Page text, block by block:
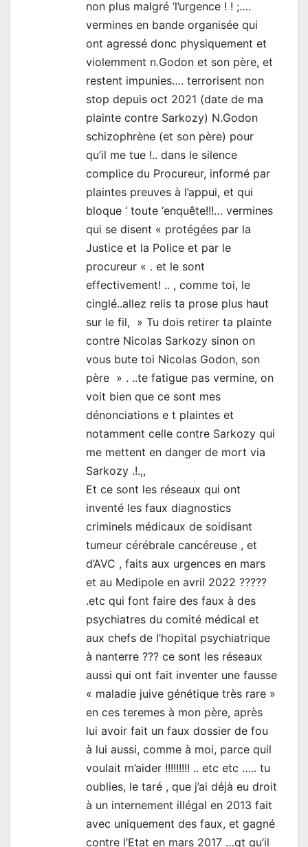
non plus malgré ‘l’urgence ! ! ;….
vermines en bande organisée qui
ont agressé donc physiquement et
violemment n.Godon et son père, et
restent impunies…. terrorisent non
stop depuis oct 2021 (date de ma
plainte contre Sarkozy) N.Godon
schizophrène (et son père) pour
qu’il me tue !.. dans le silence
complice du Procureur, informé par
plaintes preuves à l’appui, et qui
bloque ‘ toute ‘enquête!!!… vermines
qui se disent « protégées par la
Justice et la Police et par le
procureur « . et le sont
effectivement! .. , comme toi, le
cinglé..allez relis ta prose plus haut
sur le fil, » Tu dois retirer ta plainte
contre Nicolas Sarkozy sinon on
vous bute toi Nicolas Godon, son
père » . ..te fatigue pas vermine, on
voit bien que ce sont mes
dénonciations e t plaintes et
notamment celle contre Sarkozy qui
me mettent en danger de mort via
Sarkozy .!.,,
Et ce sont les réseaux qui ont
inventé les faux diagnostics
criminels médicaux de soidisant
tumeur cérébrale cancéreuse , et
d’AVC , faits aux urgences en mars
et au Medipole en avril 2022 ?????
.etc qui font faire des faux à des
psychiatres du comité médical et
aux chefs de l’hopital psychiatrique
à nanterre ??? ce sont les réseaux
aussi qui ont fait inventer une fausse
« maladie juive génétique très rare »
en ces teremes à mon père, après
lui avoir fait un faux dossier de fou
à lui aussi, comme à moi, parce quil
voulait m’aider !!!!!!!!! .. etc etc ….. tu
oublies, le taré , que j’ai déjà eu droit
à un internement illégal en 2013 fait
avec uniquement des faux, et gagné
contre l’Etat en mars 2017 …qt qu’il